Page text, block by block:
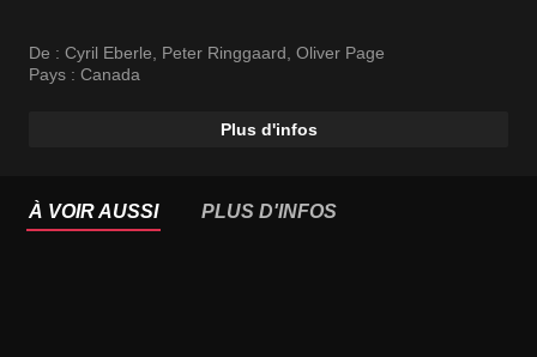
De : Cyril Eberle Peter Ringgaard Oliver Page
Pays : Canada
Plus d'infos
À VOIR AUSSI PLUS D'INFOS